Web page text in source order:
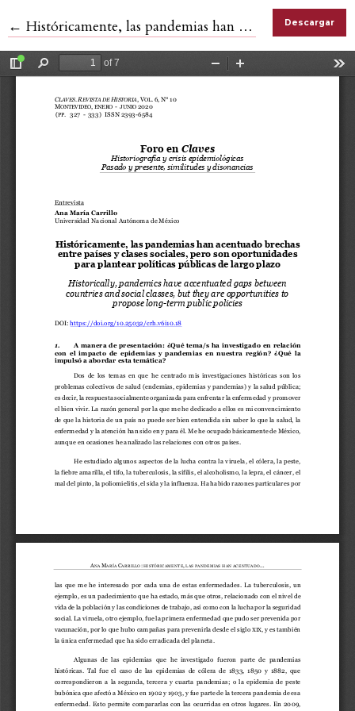
← Volver a los detalles del artículo
Históricamente, las pandemias han acentuado brechas entre países y clases sociales, pero son oportunidades para plantear políticas públicas de largo plazo Descargar